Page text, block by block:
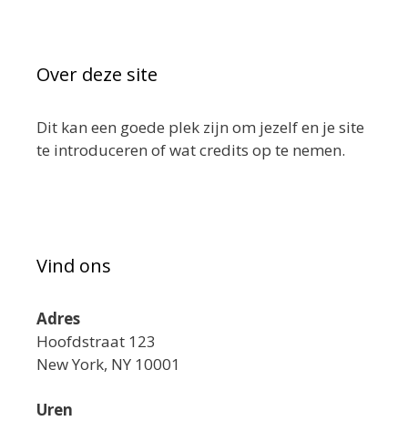
Over deze site
Dit kan een goede plek zijn om jezelf en je site
te introduceren of wat credits op te nemen.
Vind ons
Adres
Hoofdstraat 123
New York, NY 10001
Uren